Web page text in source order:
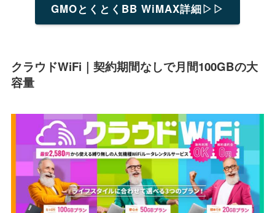
GMOとくとくBB WiMAX詳細▷▷
クラウドWiFi｜契約期間なしで月間100GBの大
容量